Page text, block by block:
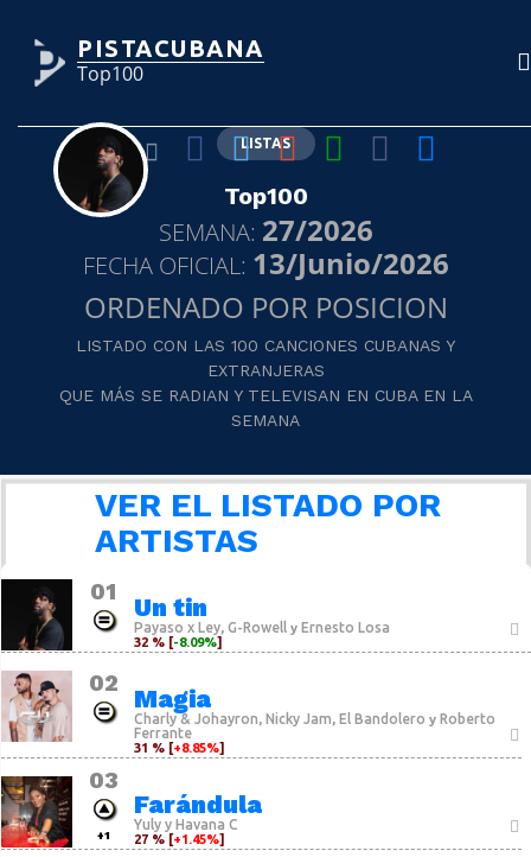
PISTACUBANA
Top100
LISTAS
Top100
SEMANA: 27/2026
FECHA OFICIAL: 13/Junio/2026
ORDENADO POR POSICION
LISTADO CON LAS 100 CANCIONES CUBANAS Y
EXTRANJERAS
QUE MÁS SE RADIAN Y TELEVISAN EN CUBA EN LA
SEMANA
VER EL LISTADO POR
ARTISTAS
01
Un tin
Payaso x Ley,G-Rowell y Ernesto Losa
32 % [-8.09%]
02
Magia
Charly & Johayron, Nicky Jam, El Bandolero y Roberto
Ferrante
31 % [+8.85%]
03
+1
Farándula
Yuly y Havana C
27 % [+1.45%]